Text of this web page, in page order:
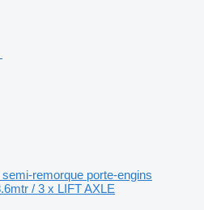
semi-remorque porte-engins
/ 3 x LIFT AXLE